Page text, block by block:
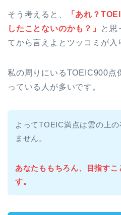
そう考えると、
「あれ？
したことないのかも？」
と思
てから言えよとツッコミが入
私の周りにいるTOEIC900点
っている人が多いです。
よってTOEIC満点は雲の上の
ません。
あなたももちろん、目指すこ
す。